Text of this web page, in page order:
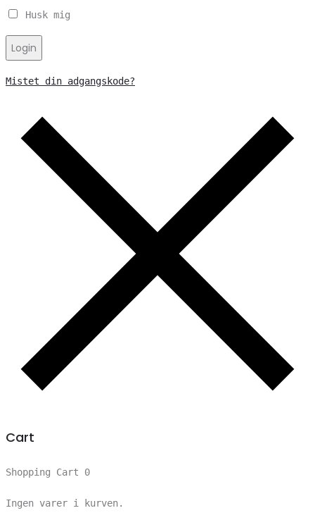
Husk mig
Login
Mistet din adgangskode?
Cart
Shopping Cart 0
Ingen varer i kurven.